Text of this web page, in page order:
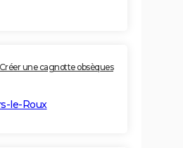
Créer une cagnotte obsèques
le-Roux